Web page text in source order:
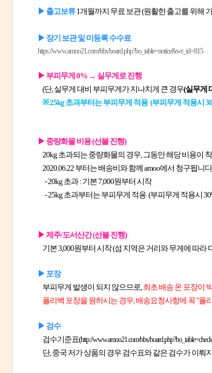
▶ 출고보류1개월까지 무료 보관 (원활한 출고를 위해
▶ 장기 보관 및 미등록 수수료
https://www.amoo21.com/bbs/board.php?bo_table=notice&wr_id=815
▶ 부피무게 0% → 실무게로 진행
(단, 실무게 대비 부피무게가 지나치게 큰 경우(실무게
※ 25kg 초과부터는 부피무게 적용 (부피무게 적용시
▶ 중량화물 비용 (선불 진행)
20kg 초과되는 중량화물의 경우, 그동안 해당 비용이
2020.06.22 부터는 배송비와 함께 amoo에서 청구됩니
- 20kg 초과 : 기본 7,000원부터 시작
- 25kg 초과부터는 부피무게 적용 (부피무게 적용시
▶ 제주/도서산간 (선불 진행)
기본 3,000원부터 시작 (섬 지역은 거리와 무게에 따라
▶ 포장
부피무게 발생이 되지 않으므로, 최초 배송 온 포장이
폴리백 포장을 원하시는 경우, 배송요청사항에 꼭 "폴
▶ 검수
검수기준표(http://www.amoo21.com/bbs/
단, 중국 저가 상품의 경우 검수표와 같은 검수가 이뤄